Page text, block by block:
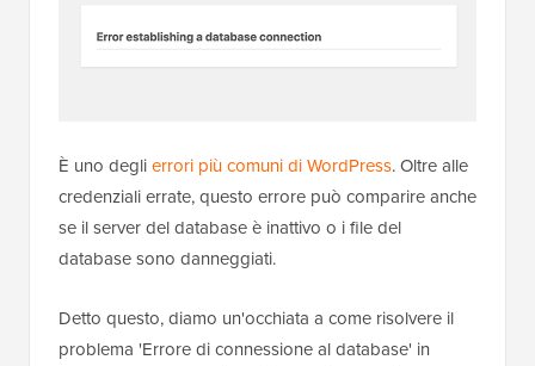
È uno deglierrori più comuni di WordPress. Oltre alle
credenziali errate, questo errore può comparire anche
se il server del database è inattivo o i file del
database sono danneggiati.
Detto questo, diamo un'occhiata a come risolvere il
problema 'Errore di connessione al database' in